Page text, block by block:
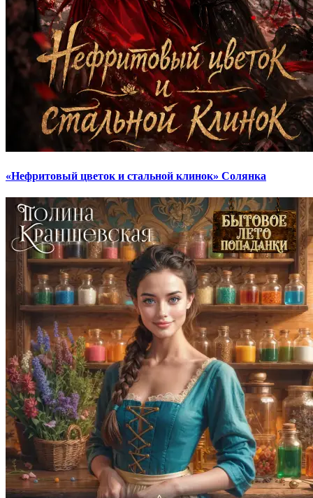
«Нефритовый цветок и стальной клинок» Солянка